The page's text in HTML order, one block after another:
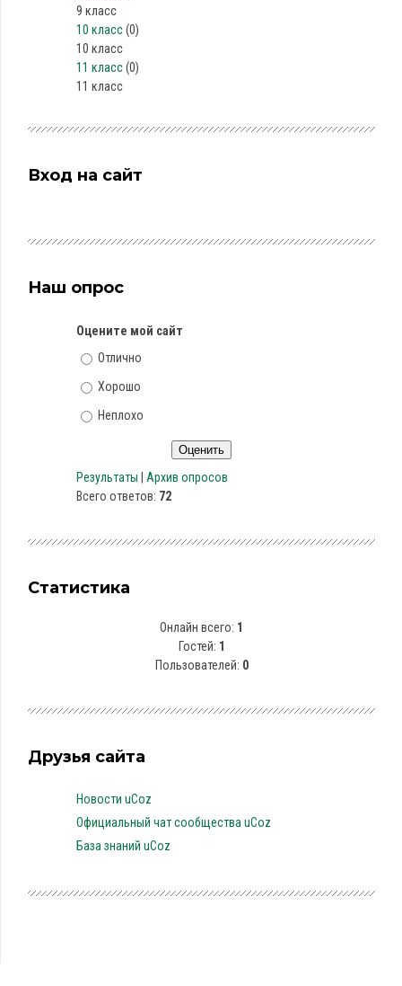
9 класс
10 класс (0)
10 класс
11 класс (0)
11 класс
Вход на сайт
Наш опрос
Оцените мой сайт
Отлично
Хорошо
Неплохо
Результаты
Архив опросов
Всего ответов: 72
Статистика
Онлайн всего: 1
Гостей: 1
Пользователей: 0
Друзья сайта
Новости uCoz
Официальный чат сообщества uCoz
База знаний uCoz